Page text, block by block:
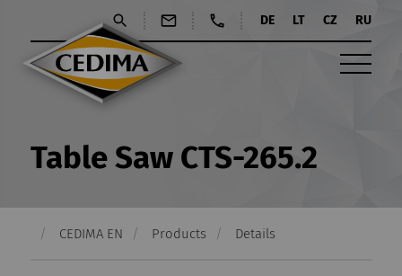
DE LT CZ RU
Table Saw CTS-265.2
CEDIMA EN Products Details